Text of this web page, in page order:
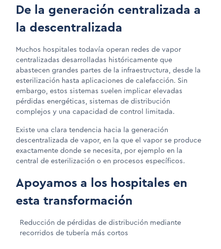
De la generación centralizada a
la descentralizada
Muchos hospitales todavía operan redes de vapor
centralizadas desarrolladas históricamente que
abastecen grandes partes de la infraestructura, desde la
esterilización hasta aplicaciones de calefacción. Sin
embargo, estos sistemas suelen implicar elevadas
pérdidas energéticas, sistemas de distribución
complejos y una capacidad de control limitada.
Existe una clara tendencia hacia la generación
descentralizada de vapor, en la que el vapor se produce
exactamente donde se necesita, por ejemplo en la
central de esterilización o en procesos específicos.
Apoyamos a los hospitales en
esta transformación
Reducción de pérdidas de distribución mediante
recorridos de tubería más cortos